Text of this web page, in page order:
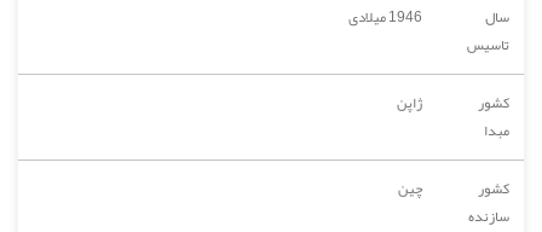
سال
تاسیس
1946 میلادی
کشور
مبدا
ژاپن
کشور
سازنده
چین